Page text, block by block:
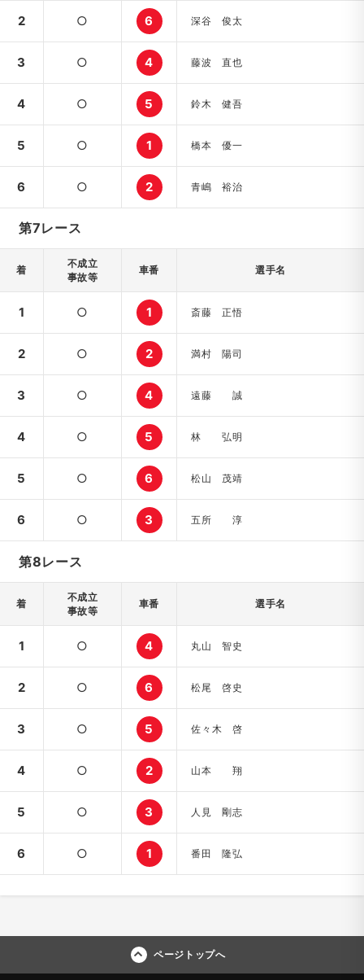
2 ○ 6 深谷 俊太
3 ○ 4 藤波 直也
4 ○ 5 鈴木 健吾
5 ○ 1 橋本 優一
6 ○ 2 青嶋 裕治
第7レース
着
不成立
事故等
車番 選手名
1 ○ 1 斎藤 正悟
2 ○ 2 満村 陽司
3 ○ 4 遠藤 誠
4 ○ 5 林 弘明
5 ○ 6 松山 茂靖
6 ○ 3 五所 淳
第8レース
着
不成立
事故等
車番 選手名
1 ○ 4 丸山 智史
2 ○ 6 松尾 啓史
3 ○ 5 佐々木 啓
4 ○ 2 山本 翔
5 ○ 3 人見 剛志
6 ○ 1 番田 隆弘
ページトップへ